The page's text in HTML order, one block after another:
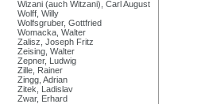
Wizani (auch Witzani), Carl August
Wolff, Willy
Wolfsgruber, Gottfried
Womacka, Walter
Zalisz, Joseph Fritz
Zeising, Walter
Zepner, Ludwig
Zille, Rainer
Zingg, Adrian
Zitek, Ladislav
Zwar, Erhard